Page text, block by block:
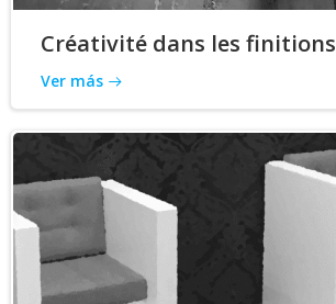
Créativité dans les finitions
Ver más